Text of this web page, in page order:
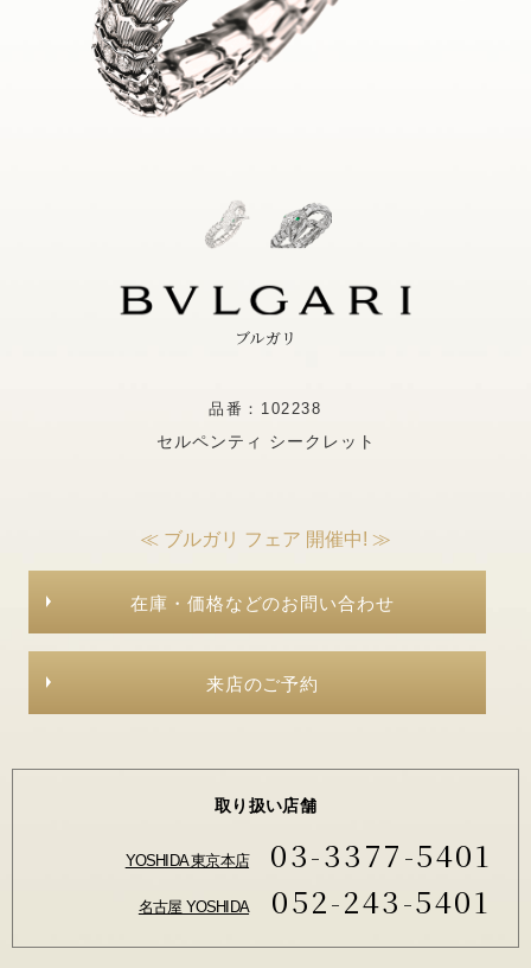
ブルガリ
品番：102238
セルペンティ シークレット
≪ ブルガリ フェア 開催中! ≫
在庫・価格などのお問い合わせ
来店のご予約
取り扱い店舗
YOSHIDA 東京本店 03-3377-5401
名古屋 YOSHIDA 052-243-5401